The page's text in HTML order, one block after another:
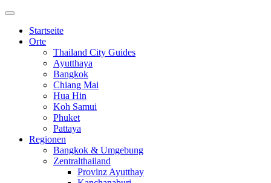
Startseite
Orte
Thailand City Guides
Ayutthaya
Bangkok
Chiang Mai
Hua Hin
Koh Samui
Phuket
Pattaya
Regionen
Bangkok & Umgebung
Zentralthailand
Provinz Ayutthay